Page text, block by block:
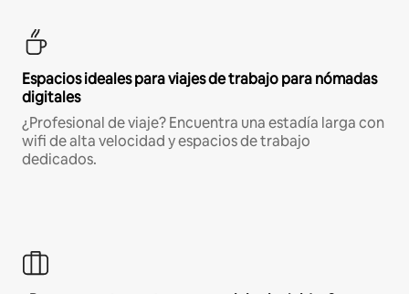
Espacios ideales para viajes de trabajo para nómadas
digitales
¿Profesional de viaje? Encuentra una estadía larga con
wifi de alta velocidad y espacios de trabajo
dedicados.